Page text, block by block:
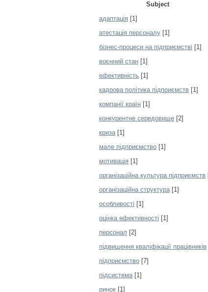
Subject
адаптація [1]
атестація персоналу [1]
бізнес-процеси на підприємстві [1]
воєнний стан [1]
ефективність [1]
кадрова політика підприємств [1]
компанії країн [1]
конкурентне середовище [2]
криза[1]
мале підприємство [1]
мотивація [1]
організаційна культура підприємств
організаційна структура[1]
особливості [1]
оцінка ефективності [1]
персонал [2]
підвищення кваліфікації працівників
підприємство [7]
підсистема[1]
ринок [1]